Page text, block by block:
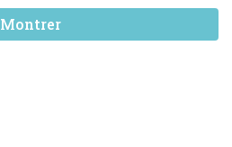
Montrer